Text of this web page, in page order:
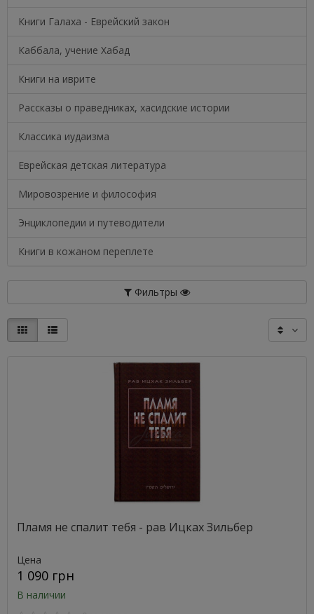
Книги Галаха - Еврейский закон
Каббала, учение Хабад
Книги на иврите
Рассказы о праведниках, хасидские истории
Классика иудаизма
Еврейская детская литература
Мировозрение и философия
Энциклопедии и путеводители
Книги в кожаном переплете
Фильтры
Пламя не спалит тебя - рав Ицках Зильбер
Цена
1 090 грн
В наличии